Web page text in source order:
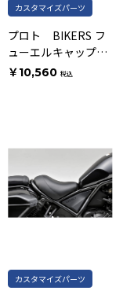
カスタマイズパーツ
プロト BIKERS フ
ューエルキャップリ
ング ブラック
￥10,560 税込
カスタマイズパーツ